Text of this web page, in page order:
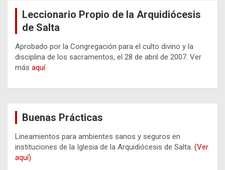
Leccionario Propio de la Arquidiócesis
de Salta
Aprobado por la Congregación para el culto divino y la
disciplina de los sacramentos, el 28 de abril de 2007. Ver
más aquí
Buenas Prácticas
Lineamientos para ambientes sanos y seguros en
instituciones de la Iglesia de la Arquidiócesis de Salta. (Ver
aquí)